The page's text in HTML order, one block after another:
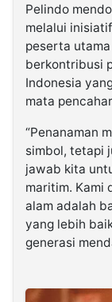
Pelindo
melalui
peserta
berkontribusi
Indonesia
mata
“Penanaman
simbol, tetapi
jawab kita
maritim. Kami
alam adalah
yang lebih
generasi